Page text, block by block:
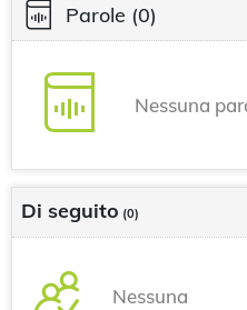
Parole (0)
Nessuna
Di seguito (0)
Nessuna